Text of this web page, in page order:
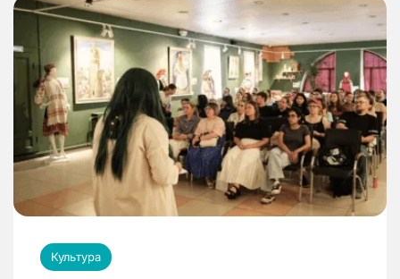
Культура